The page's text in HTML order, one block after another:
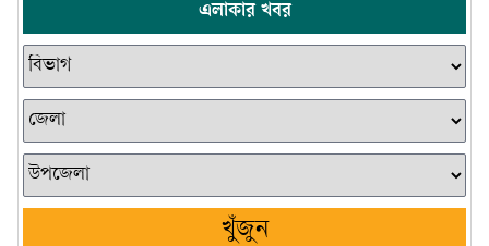
এলাকার খবর
খুঁজুন